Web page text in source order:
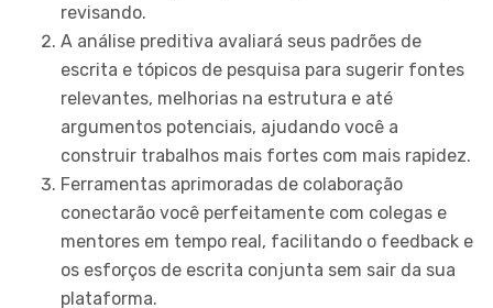
revisando.
A análise preditiva avaliará seus padrões de
escrita e tópicos de pesquisa para sugerir fontes
relevantes, melhorias na estrutura e até
argumentos potenciais, ajudando você a
construir trabalhos mais fortes com mais rapidez.
Ferramentas aprimoradas de colaboração
conectarão você perfeitamente com colegas e
mentores em tempo real, facilitando o feedback e
os esforços de escrita conjunta sem sair da sua
plataforma.